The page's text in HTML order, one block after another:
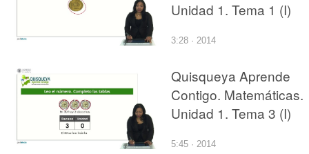
Unidad 1. Tema 1 (I)
3:28 · 2014
Quisqueya Aprende
Contigo. Matemáticas.
Unidad 1. Tema 3 (I)
5:45 · 2014